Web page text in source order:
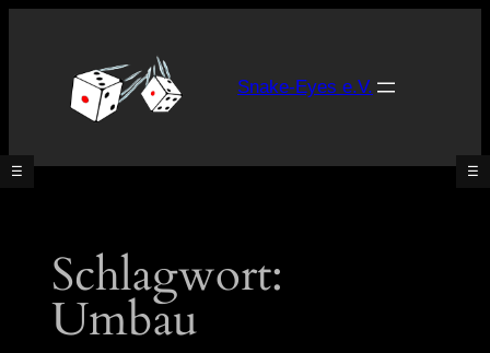
springen
Snake-Eyes e.V.
☰
ist
Tabletop?
Unsere
☰
Schlagwort:
Umbau